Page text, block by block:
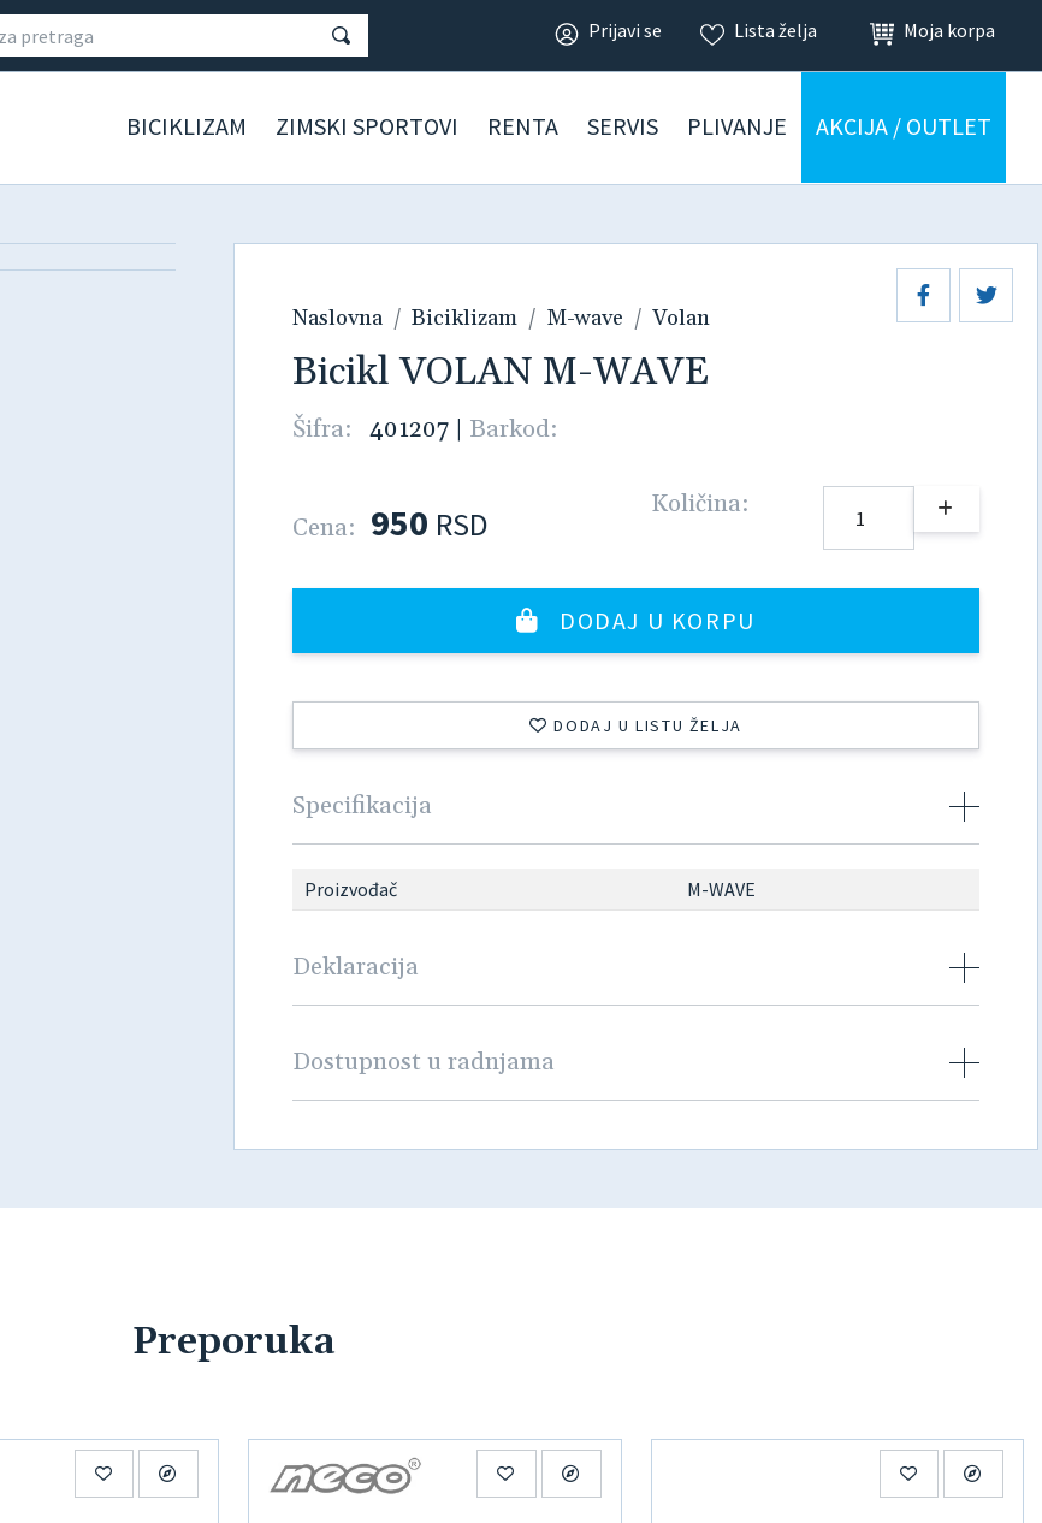
Prijavi se Lista želja Moja korpa
BICIKLIZAM ZIMSKI SPORTOVI RENTA SERVIS PLIVANJE AKCIJA / OUTLET
Naslovna Biciklizam M-wave Volan
Bicikl VOLAN M-WAVE
Šifra: 401207 | Barkod:
Cena: 950 RSD Količina:
DODAJ U KORPU
DODAJ U LISTU ŽELJA
Specifikacija
Proizvođač M-WAVE
Deklaracija
Dostupnost u radnjama
Preporuka